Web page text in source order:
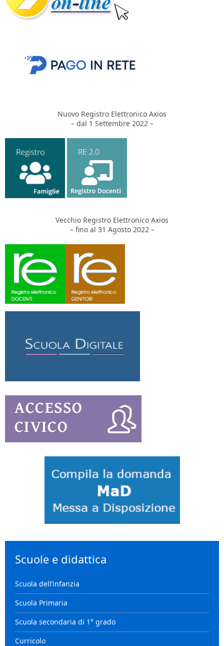
Nuovo Registro Elettronico Axios
– dal 1 Settembre 2022 –
Vecchio Registro Elettronico Axios
– fino al 31 Agosto 2022 –
Scuole e didattica
Scuola dell’infanzia
Scuola Primaria
Scuola secondaria di 1° grado
Curricolo